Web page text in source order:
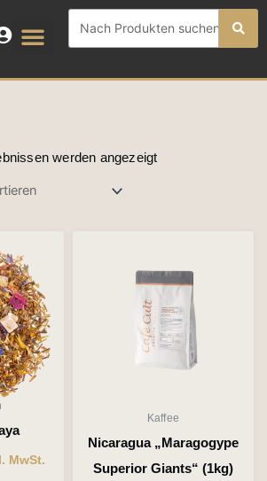
Search
...
werden angezeigtAktualität
MwSt.
Kaffee
Nicaragua „Maragogype
Superior Giants“ (1kg)